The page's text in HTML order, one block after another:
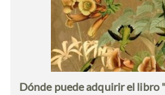
Dónde puede adquirir el libro "